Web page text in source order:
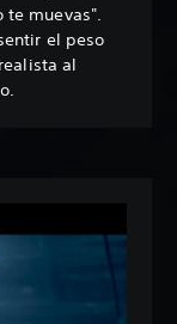
te muevas".
el peso
al